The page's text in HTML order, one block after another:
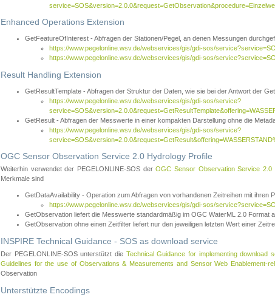
Enhanced Operations Extension
GetFeatureOfInterest - Abfragen der Stationen/Pegel, an denen Messungen
https://www.pegelonline.wsv.de/webservices/gis/gdi-sos/
https://www.pegelonline.wsv.de/webservices/gis/gdi-sos/
Result Handling Extension
GetResultTemplate - Abfragen der Struktur der Daten, wie sie bei der Antwort der
https://www.pegelonline.wsv.de/webservices/gis/gdi-sos/service?
GetResult - Abfragen der Messwerte in einer kompakten Darstellung ohne die
https://www.pegelonline.wsv.de/webservices/gis/gdi-sos/service?
OGC Sensor Observation Service 2.0 Hydrology Profile
Weiterhin verwendet der PEGELONLINE-SOS derOGC Sensor Observation Service 2.0
Merkmale sind
GetDataAvailability - Operation zum Abfragen von vorhandenen Zeitreihen mit ihren
https://www.pegelonline.wsv.de/webservices/gis/gdi-sos/
GetObservation liefert die Messwerte standardmäßig im OGC WaterML 2.0 Format
GetObservation ohne einen Zeitfilter liefert nur den jeweiligen letzten Wert einer
INSPIRE Technical Guidance - SOS as download service
Der PEGELONLINE-SOS unterstützt die Technical Guidance for implementing
Guidelines for the use of Observations & Measurements and Sensor Web Enablement-
Observation
Unterstützte Encodings